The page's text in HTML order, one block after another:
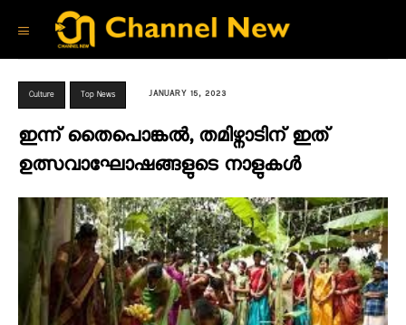
Culture Top News JANUARY 15, 2023
ഇന്ന് തൈപൊങ്കൽ, തമിഴ്നാടിന് ഇത്‌
ഉത്സവാഘോഷങ്ങളുടെ നാളുകൾ